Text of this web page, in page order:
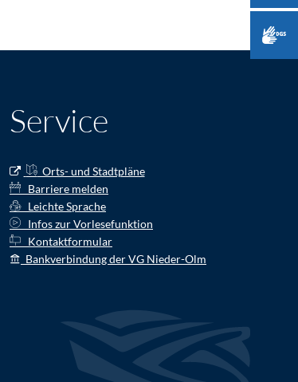
auszublenden
auszublenden
Service
Orts- und Stadtpläne
Barriere melden
Leichte Sprache
Infos zur Vorlesefunktion
Kontaktformular
Bankverbindung der VG Nieder-Olm